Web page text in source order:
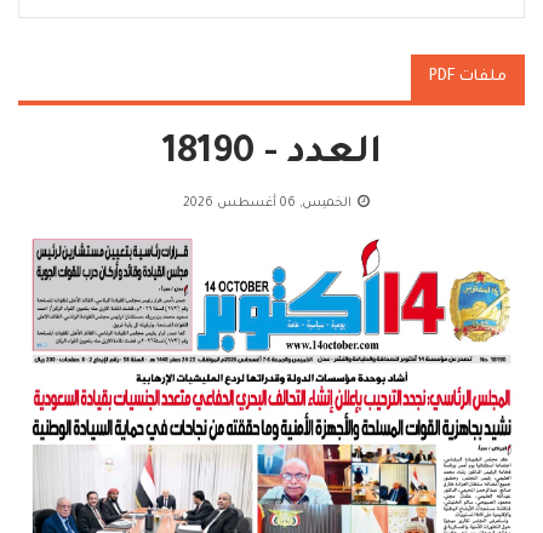
ملفات PDF
العدد - 18190
الخميس, 06 أغسطس 2026